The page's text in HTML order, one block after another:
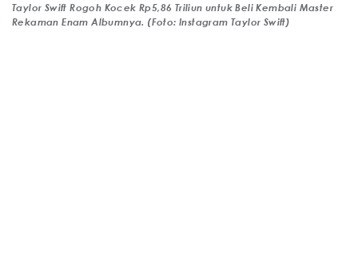
Taylor Swift Rogoh Kocek Rp5,86 Triliun untuk Beli Kembali Master
Rekaman Enam Albumnya. (Foto: Instagram Taylor Swift)